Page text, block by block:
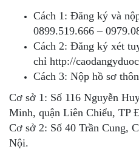
Cách 1: Đăng ký và
0899.519.666 –
Cách 2: Đăng ký xét
chỉ http://
Cách 3: Nộp hồ sơ
Cơ sở 1: Số 116 Nguyễn
Minh, quận Liên Chiểu, TP
Cơ sở 2: Số 40 Trần Cung,
Nội.